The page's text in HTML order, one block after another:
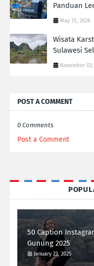
Panduan
May 15, 2026
Wisata
Sulawesi
November 02,
POST A COMMENT
0 Comments
Post a Comment
50 Caption
Gunung 2025
January 23, 2025